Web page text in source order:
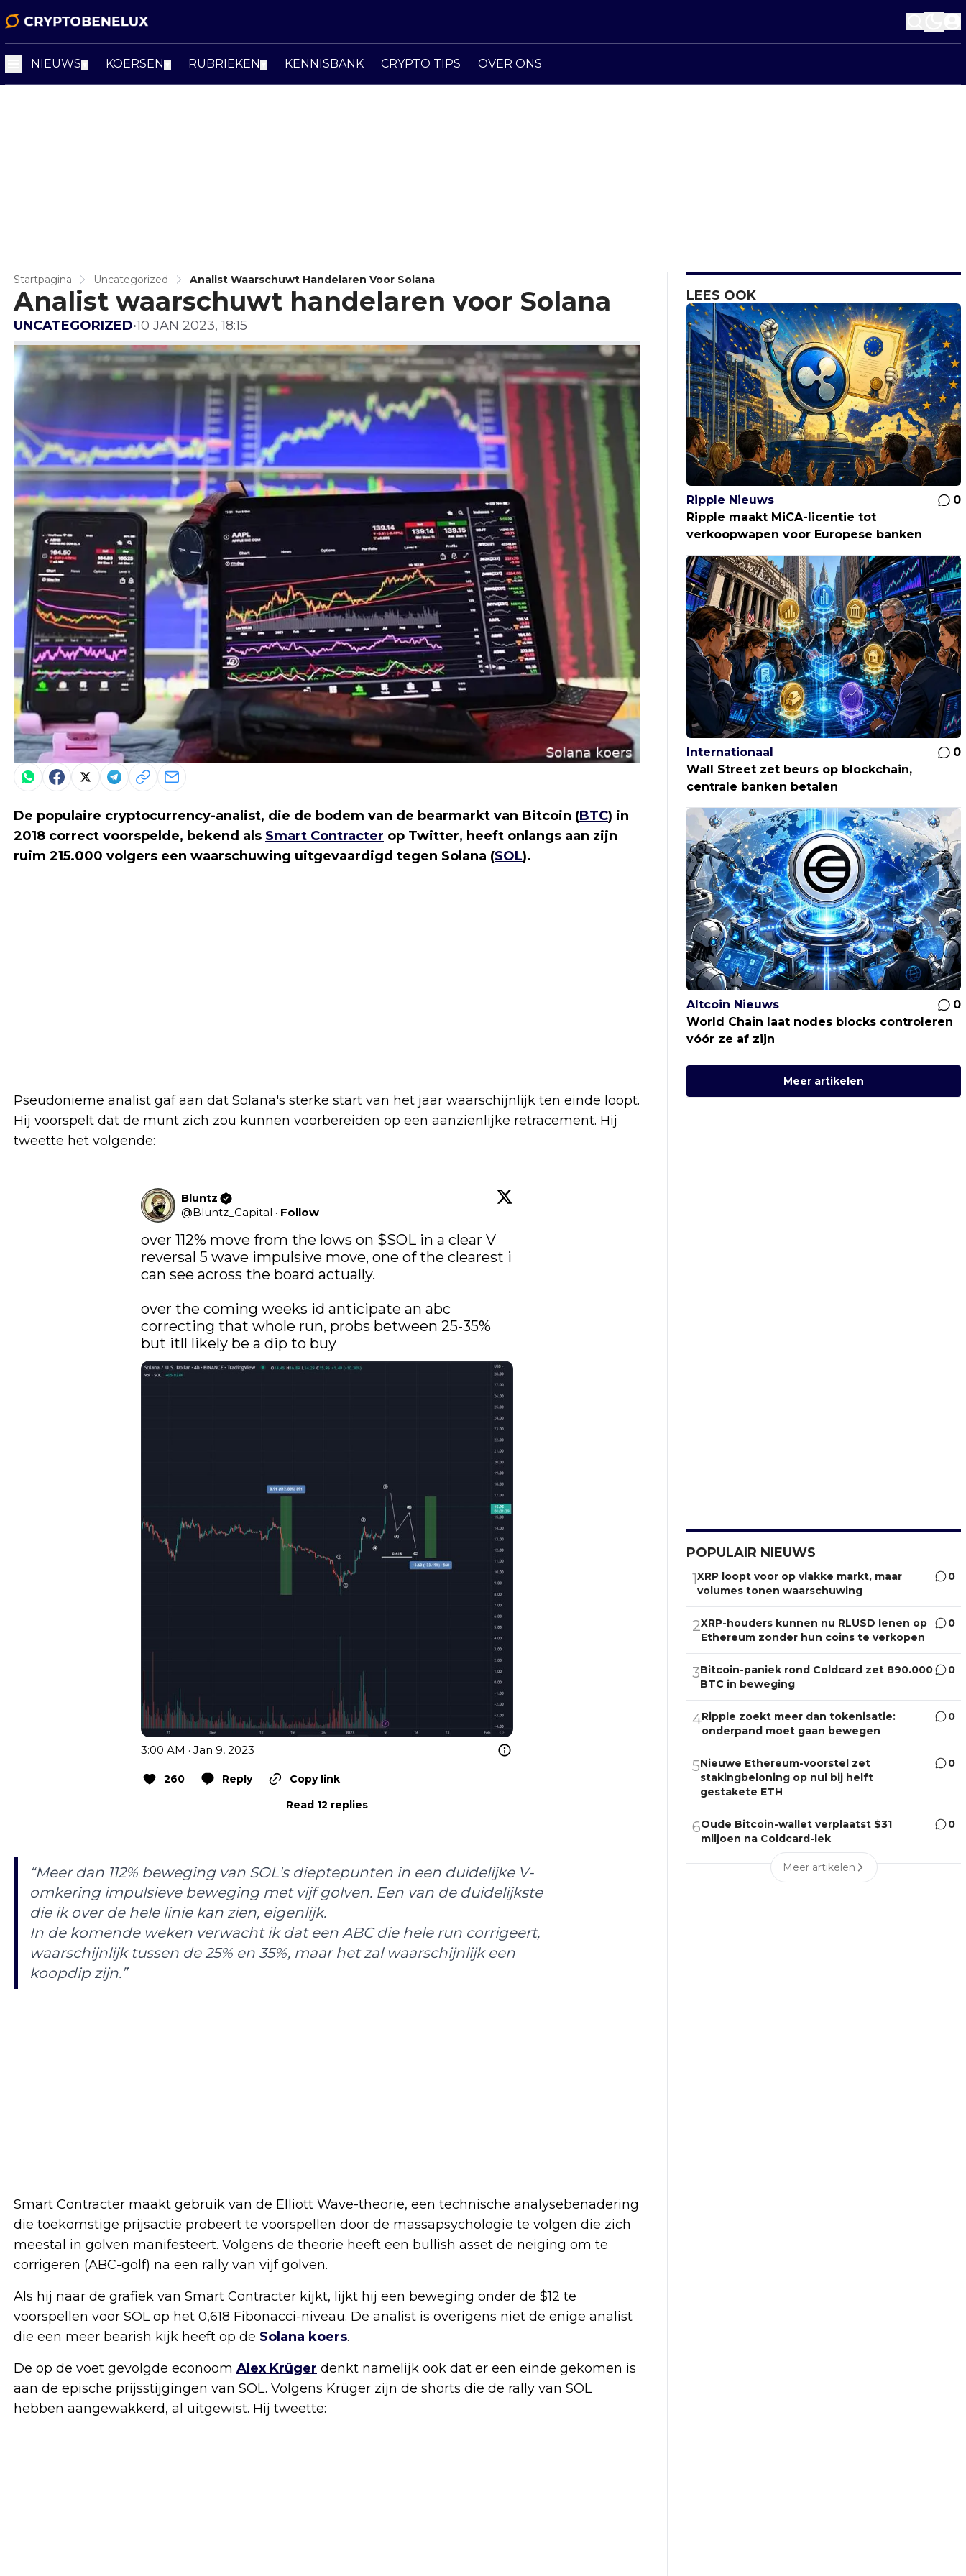
NIEUWS KOERSEN RUBRIEKEN KENNISBANK CRYPTO TIPS OVER ONS
Startpagina Uncategorized Analist Waarschuwt Handelaren Voor Solana
Analist waarschuwt handelaren voor Solana
UNCATEGORIZED•10 JAN 2023, 18:15
De populaire cryptocurrency-analist, die de bodem van de bearmarkt van Bitcoin (BTC) in
2018 correct voorspelde, bekend als Smart Contracter op Twitter, heeft onlangs aan zijn
ruim 215.000 volgers een waarschuwing uitgevaardigd tegen Solana (SOL).
Pseudonieme analist gaf aan dat Solana's sterke start van het jaar waarschijnlijk ten einde loopt.
Hij voorspelt dat de munt zich zou kunnen voorbereiden op een aanzienlijke retracement. Hij
tweette het volgende:
Bluntz
@Bluntz_Capital · Follow
over 112% move from the lows on $SOL in a clear V
reversal 5 wave impulsive move, one of the clearest i
can see across the board actually.
over the coming weeks id anticipate an abc
correcting that whole run, probs between 25-35%
but itll likely be a dip to buy
3:00 AM · Jan 9, 2023
260 Reply
Copy link
Read 12 replies
“Meer dan 112% beweging van SOL's dieptepunten in een duidelijke V-
omkering impulsieve beweging met vijf golven. Een van de duidelijkste
die ik over de hele linie kan zien, eigenlijk.
In de komende weken verwacht ik dat een ABC die hele run corrigeert,
waarschijnlijk tussen de 25% en 35%, maar het zal waarschijnlijk een
koopdip zijn.”
Smart Contracter maakt gebruik van de Elliott Wave-theorie, een technische analysebenadering
die toekomstige prijsactie probeert te voorspellen door de massapsychologie te volgen die zich
meestal in golven manifesteert. Volgens de theorie heeft een bullish asset de neiging om te
corrigeren (ABC-golf) na een rally van vijf golven.
Als hij naar de grafiek van Smart Contracter kijkt, lijkt hij een beweging onder de $12 te
voorspellen voor SOL op het 0,618 Fibonacci-niveau. De analist is overigens niet de enige analist
die een meer bearish kijk heeft op de Solana koers.
De op de voet gevolgde econoom Alex Krüger denkt namelijk ook dat er een einde gekomen is
aan de epische prijsstijgingen van SOL. Volgens Krüger zijn de shorts die de rally van SOL
hebben aangewakkerd, al uitgewist. Hij tweette:
LEES OOK
Ripple Nieuws
0
Ripple maakt MiCA-licentie tot
verkoopwapen voor Europese banken
Internationaal
0
Wall Street zet beurs op blockchain,
centrale banken betalen
Altcoin Nieuws
0
World Chain laat nodes blocks controleren
vóór ze af zijn
Meer artikelen
POPULAIR NIEUWS
1XRP loopt voor op vlakke markt, maar
volumes tonen waarschuwing
0
2XRP-houders kunnen nu RLUSD lenen op
Ethereum zonder hun coins te verkopen
0
3Bitcoin-paniek rond Coldcard zet 890.000
BTC in beweging
0
4Ripple zoekt meer dan tokenisatie:
onderpand moet gaan bewegen
0
5Nieuwe Ethereum-voorstel zet
stakingbeloning op nul bij helft
gestakete ETH
0
6Oude Bitcoin-wallet verplaatst $31
miljoen na Coldcard-lek
0
Meer artikelen